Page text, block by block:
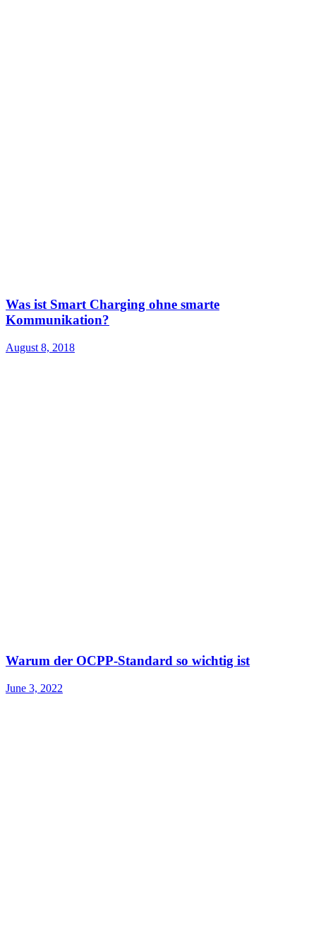
Was ist Smart Charging ohne smarte
Kommunikation?
August 8, 2018
Warum der OCPP-Standard so wichtig ist
June 3, 2022